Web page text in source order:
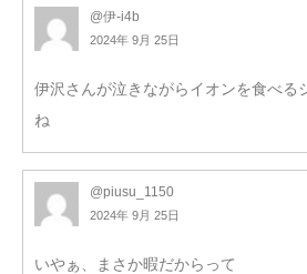
@伊-i4b
2024年 9月 25日
伊沢さんが泣きながらイオンを食べる
ね
@piusu_1150
2024年 9月 25日
いやぁ、まさか暇だからって